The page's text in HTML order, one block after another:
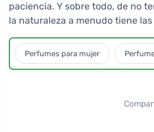
paciencia. Y sobre todo, de no
la naturaleza a menudo tiene
Perfumes para mujer